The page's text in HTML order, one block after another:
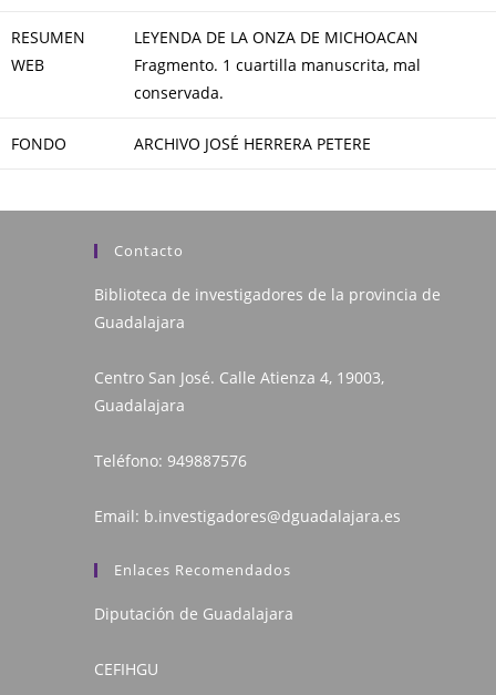
RESUMEN
WEB
LEYENDA DE LA ONZA DE MICHOACAN
Fragmento. 1 cuartilla manuscrita, mal
conservada.
FONDO ARCHIVO JOSÉ HERRERA PETERE
Contacto
Biblioteca de investigadores de la provincia de
Guadalajara
Centro San José. Calle Atienza 4, 19003,
Guadalajara
Teléfono: 949887576
Email: b.investigadores@dguadalajara.es
Enlaces Recomendados
Diputación de Guadalajara
CEFIHGU